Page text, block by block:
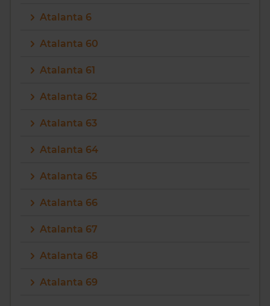
Atalanta 6
Atalanta 60
Atalanta 61
Atalanta 62
Atalanta 63
Atalanta 64
Atalanta 65
Atalanta 66
Atalanta 67
Atalanta 68
Atalanta 69